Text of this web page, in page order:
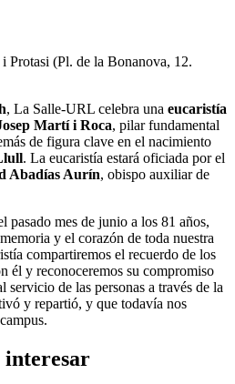
i Protasi (Pl. de la Bonanova, 12.
, La Salle-URL celebra una eucaristía
Martí i Roca, pilar fundamental
de figura clave en el nacimiento
. La eucaristía estará oficiada por el
Abadías Aurín, obispo auxiliar de
pasado mes de junio a los 81 años,
y el corazón de toda nuestra
compartiremos el recuerdo de los
él y reconoceremos su compromiso
servicio de las personas a través de la
y repartió, y que todavía nos
interesar